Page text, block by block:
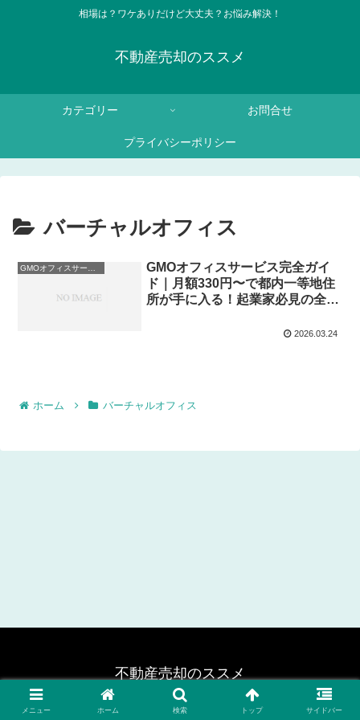
相場は？ワケありだけど大丈夫？お悩み解決！
不動産売却のススメ
カテゴリー お問合せ
プライバシーポリシー
バーチャルオフィス
GMOオフィスサービス完全ガイ
ド｜月額330円〜で都内一等地住
所が手に入る！起業家必見の全機
2026.03.24
ホーム バーチャルオフィス
不動産売却のススメ
© 2024 不動産売却のススメ.
メニュー ホーム 検索 トップ サイドバー